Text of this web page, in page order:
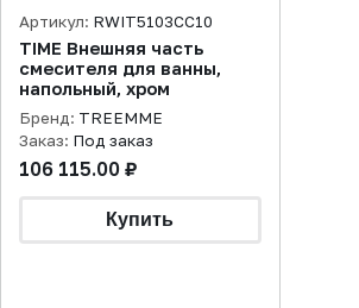
Артикул: RWIT5103CC10
TIME Внешняя часть
смесителя для ванны,
напольный, хром
Бренд: TREEMME
Заказ: Под заказ
106 115.00 ₽